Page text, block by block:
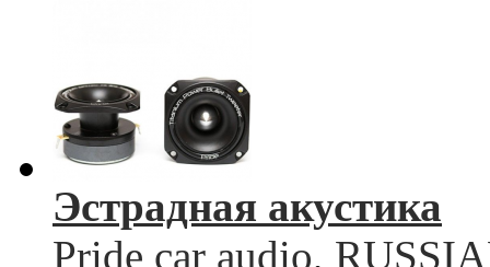
Эстрадная акустика
Pride car audio,